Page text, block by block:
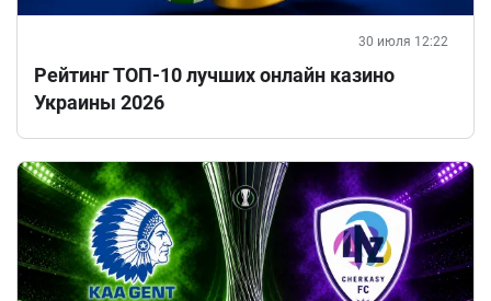
30 июля 12:22
Рейтинг ТОП-10 лучших онлайн казино
Украины 2026